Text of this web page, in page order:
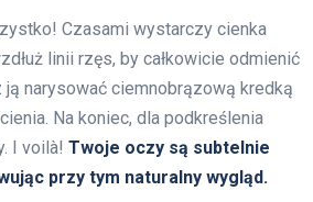
Czasami wystarczy cienka
linii rzęs, by całkowicie odmienić
narysować ciemnobrązową kredką
Na koniec, dla podkreślenia
I voilà! Twoje oczy są subtelnie
przy tym naturalny wygląd.